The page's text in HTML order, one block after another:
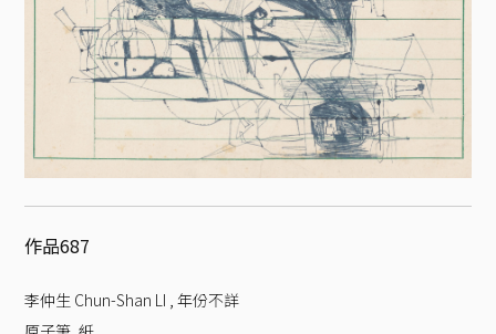
作品687
李仲生 Chun-Shan LI , 年份不詳